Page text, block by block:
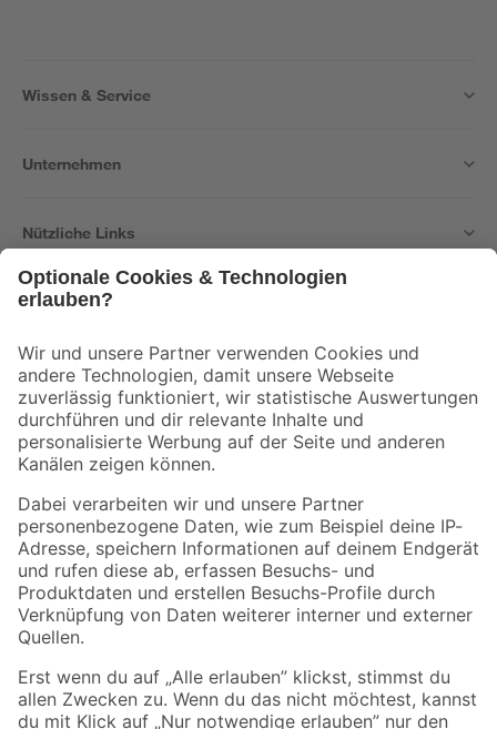
Wissen & Service
Unternehmen
Nützliche Links
Der toom Newsletter: Keine Angebote und Aktionen mehr verpassen!
Zur Newsletter Anmeldung
Folge uns
Zahlungsarten Versandarten
Sicher einkaufen